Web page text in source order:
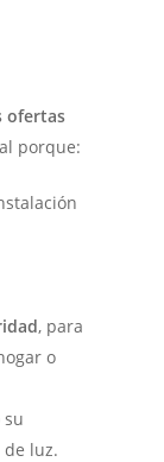
ofertas
porque:
, para
o
luz.